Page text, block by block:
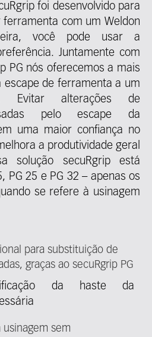
foi desenvolvido para
com um Weldon
você pode usar a
Juntamente com
PG nós oferecemos a mais
escape de ferramenta a um
Evitar alterações de
pelo escape da
uma maior confiança no
a produtividade geral
solução secuRgrip está
PG 25 e PG 32 – apenas os
se refere à usinagem
para substituição de
graças ao secuRgrip PG
da haste da
usinagem sem